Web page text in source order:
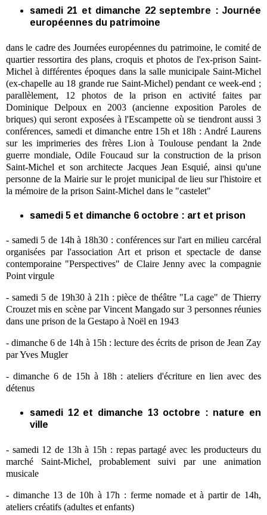
samedi 21 et dimanche 22 septembre : Journée
européennes du patrimoine
dans le cadre des Journées européennes du patrimoine, le comité de
quartier ressortira des plans, croquis et photos de l'ex-prison Saint-
Michel à différentes époques dans la salle municipale Saint-Michel
(ex-chapelle au 18 grande rue Saint-Michel) pendant ce week-end ;
parallèlement, 12 photos de la prison en activité faites par
Dominique Delpoux en 2003 (ancienne exposition Paroles de
briques) qui seront exposées à l'Escampette où se tiendront aussi 3
conférences, samedi et dimanche entre 15h et 18h : André Laurens
sur les imprimeries des frères Lion à Toulouse pendant la 2nde
guerre mondiale, Odile Foucaud sur la construction de la prison
Saint-Michel et son architecte Jacques Jean Esquié, ainsi qu'une
personne de la Mairie sur le projet municipal de lieu sur l'histoire et
la mémoire de la prison Saint-Michel dans le "castelet"
samedi 5 et dimanche 6 octobre : art et prison
- samedi 5 de 14h à 18h30 : conférences sur l'art en milieu carcéral
organisées par l'association Art et prison et spectacle de danse
contemporaine "Perspectives" de Claire Jenny avec la compagnie
Point virgule
- samedi 5 de 19h30 à 21h : pièce de théâtre "La cage" de Thierry
Crouzet mis en scène par Vincent Mangado sur 3 personnes réunies
dans une prison de la Gestapo à Noël en 1943
- dimanche 6 de 14h à 15h : lecture des écrits de prison de Jean Zay
par Yves Mugler
- dimanche 6 de 15h à 18h : ateliers d'écriture en lien avec des
détenus
samedi 12 et dimanche 13 octobre : nature en
ville
- samedi 12 de 13h à 15h : repas partagé avec les producteurs du
marché Saint-Michel, probablement suivi par une animation
musicale
- dimanche 13 de 10h à 17h : ferme nomade et à partir de 14h,
ateliers créatifs (adultes et enfants)